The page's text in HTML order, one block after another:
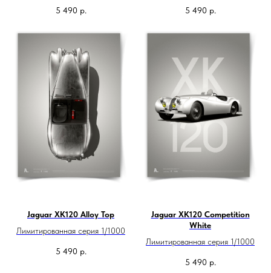
5 490 р. 5 490 р.
Jaguar XK120 Alloy Top
Лимитированная серия 1/1000
5 490 р.
Jaguar XK120 Competition
White
Лимитированная серия 1/1000
5 490 р.